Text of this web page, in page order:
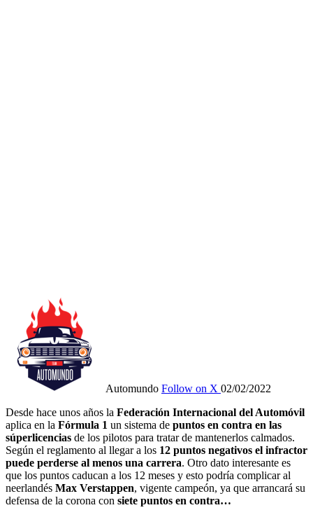
Automundo Follow on X 02/02/2022
Desde hace unos años la Federación Internacional del Automóvil
aplica en la Fórmula 1 un sistema de puntos en contra en las
súperlicencias de los pilotos para tratar de mantenerlos calmados.
Según el reglamento al llegar a los 12 puntos negativos el infractor
puede perderse al menos una carrera. Otro dato interesante es
que los puntos caducan a los 12 meses y esto podría complicar al
neerlandés Max Verstappen, vigente campeón, ya que arrancará su
defensa de la corona con siete puntos en contra…